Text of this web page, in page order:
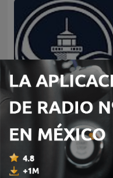
Predicaciones Cristianas